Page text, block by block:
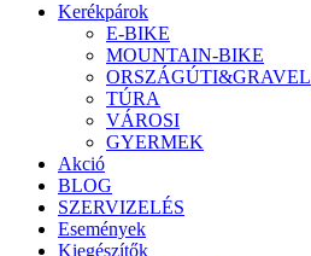
Kerékpárok
E-BIKE
MOUNTAIN-BIKE
ORSZÁGÚTI&GRAVEL
TÚRA
VÁROSI
GYERMEK
Akció
BLOG
SZERVIZELÉS
Események
Kiegészítők